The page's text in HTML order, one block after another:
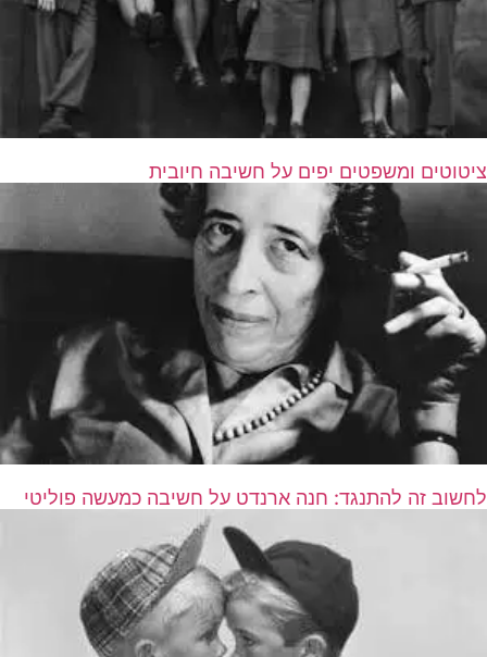
ציטוטים ומשפטים יפים על חשיבה חיובית
לחשוב זה להתנגד: חנה ארנדט על חשיבה כמעשה פוליטי